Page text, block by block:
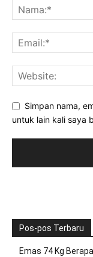
Simpan nama,
untuk lain kali saya
Pos-pos Terbaru
Emas 74 Kg